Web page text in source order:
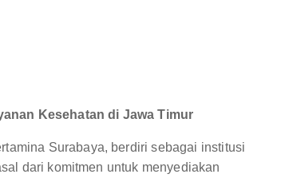
Kesehatan di Jawa Timur
Surabaya, berdiri sebagai institusi
dari komitmen untuk menyediakan